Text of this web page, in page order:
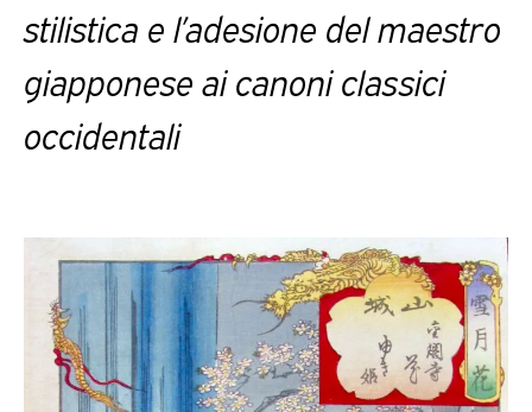
stilistica e l’adesione del maestro
giapponese ai canoni classici
occidentali